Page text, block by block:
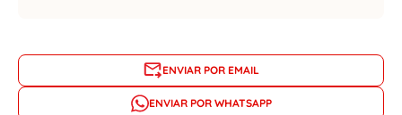
ENVIAR POR EMAIL
ENVIAR POR WHATSAPP